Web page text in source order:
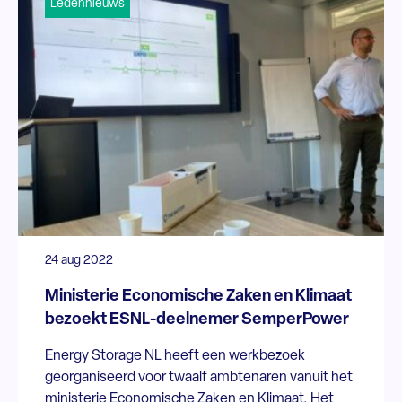
Ledennieuws
24 aug 2022
Ministerie Economische Zaken en Klimaat
bezoekt ESNL-deelnemer SemperPower
Energy Storage NL heeft een werkbezoek
georganiseerd voor twaalf ambtenaren vanuit het
ministerie Economische Zaken en Klimaat. Het